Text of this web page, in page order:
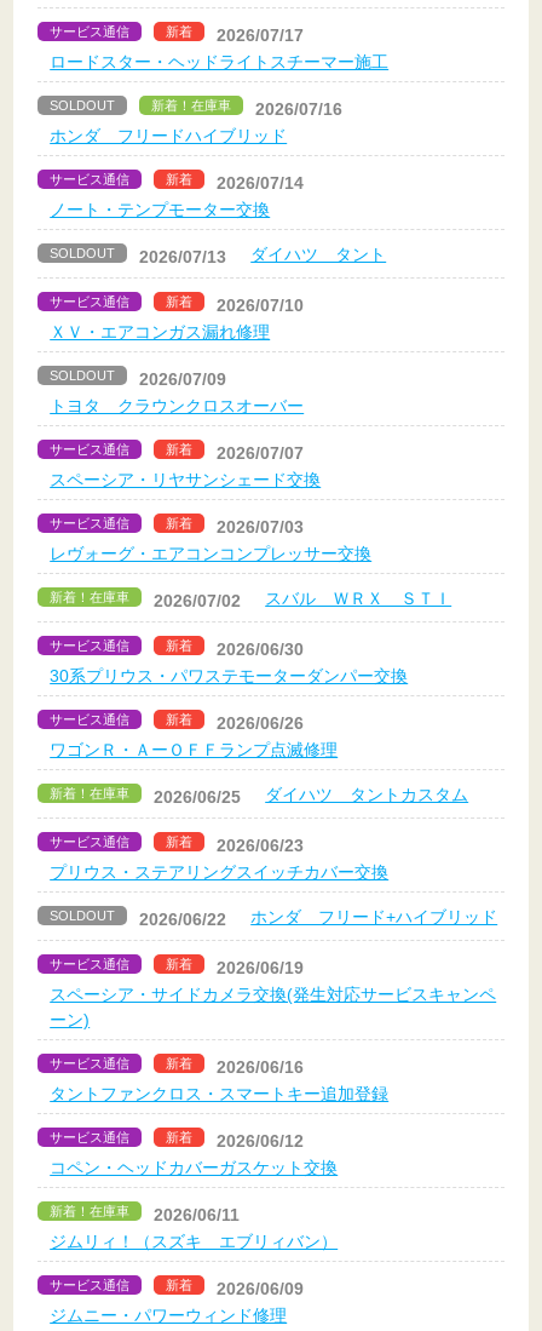
サービス通信 新着
2026/07/17
ロードスター・ヘッドライトスチーマー施工
SOLDOUT 新着！在庫車
2026/07/16
ホンダ フリードハイブリッド
サービス通信 新着
2026/07/14
ノート・テンプモーター交換
SOLDOUT 2026/07/13 ダイハツ タント
サービス通信 新着
2026/07/10
ＸＶ・エアコンガス漏れ修理
SOLDOUT
2026/07/09
トヨタ クラウンクロスオーバー
サービス通信 新着
2026/07/07
スペーシア・リヤサンシェード交換
サービス通信 新着
2026/07/03
レヴォーグ・エアコンコンプレッサー交換
新着！在庫車 2026/07/02 スバル ＷＲＸ ＳＴＩ
サービス通信 新着
2026/06/30
30系プリウス・パワステモーターダンパー交換
サービス通信 新着
2026/06/26
ワゴンＲ・ＡーＯＦＦランプ点滅修理
新着！在庫車 2026/06/25 ダイハツ タントカスタム
サービス通信 新着
2026/06/23
プリウス・ステアリングスイッチカバー交換
SOLDOUT 2026/06/22 ホンダ フリード+ハイブリッド
サービス通信 新着
2026/06/19
スペーシア・サイドカメラ交換(発生対応サービスキャンペ
ーン)
サービス通信 新着
2026/06/16
タントファンクロス・スマートキー追加登録
サービス通信 新着
2026/06/12
コペン・ヘッドカバーガスケット交換
新着！在庫車
2026/06/11
ジムリィ！（スズキ エブリィバン）
サービス通信 新着
2026/06/09
ジムニー・パワーウィンド修理